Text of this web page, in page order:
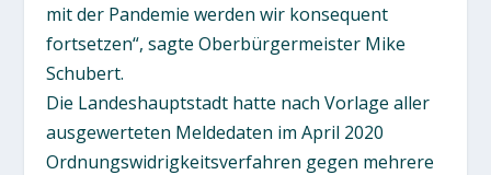
mit der Pandemie werden wir konsequent
fortsetzen“, sagte Oberbürgermeister Mike
Schubert.
Die Landeshauptstadt hatte nach Vorlage aller
ausgewerteten Meldedaten im April 2020
Ordnungswidrigkeitsverfahren gegen mehrere